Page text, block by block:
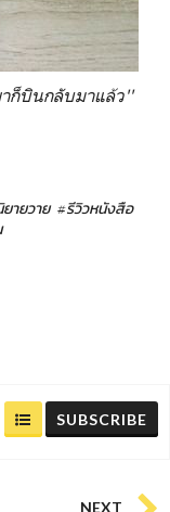
าก็บินกลับมาแล้ว''
ายวาย #รีวิวหนังสือ
SUBSCRIBE
NEXT